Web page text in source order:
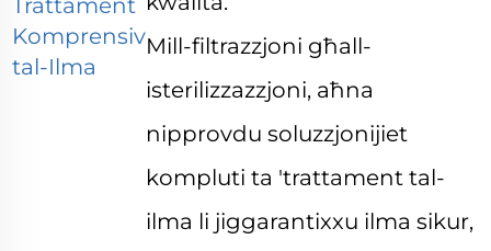
Trattament
Komprensiv
tal-Ilma
Mill-filtrazzjoni għall-
isterilizzazzjoni, aħna
nipprovdu soluzzjonijiet
kompluti ta 'trattament tal-
ilma li jiggarantixxu ilma sikur,